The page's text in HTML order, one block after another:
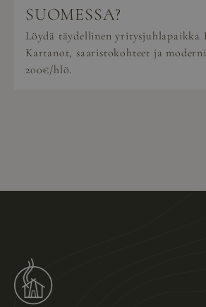
SUOMESSA?
Löydä täydellinen yritysjuhlapaikka
Kartanot, saaristokohteet ja
200€/hlö.